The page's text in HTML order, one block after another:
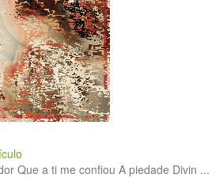
Que a ti me confiou A piedade Divin ...